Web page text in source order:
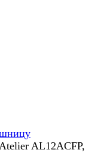
AL12ACFP,